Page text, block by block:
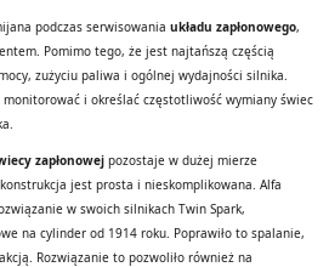
podczas serwisowania układu zapłonowego,
Pomimo tego, że jest najtańszą częścią
zużyciu paliwa i ogólnej wydajności silnika.
i określać częstotliwość wymiany świec
zapłonowejpozostaje w dużej mierze
jest prosta i nieskomplikowana. Alfa
w swoich silnikach Twin Spark,
na cylinder od 1914 roku. Poprawiło to spalanie,
Rozwiązanie to pozwoliło również na